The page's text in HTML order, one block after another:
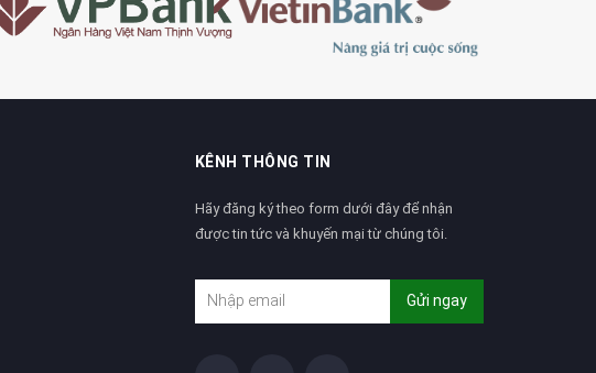
KÊNH THÔNG TIN
Hãy đăng ký theo form dưới đây để nhận
được tin tức và khuyến mại từ chúng tôi.
Gửi ngay